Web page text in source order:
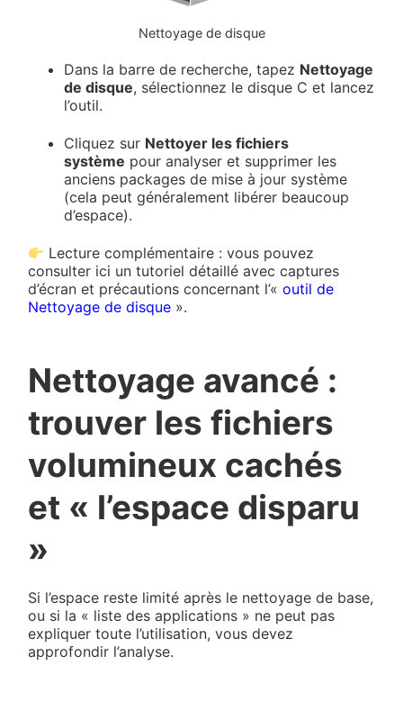
Nettoyage de disque
Dans la barre de recherche, tapez Nettoyage
de disque, sélectionnez le disque C et lancez
l’outil.
Cliquez sur Nettoyer les fichiers
système pour analyser et supprimer les
anciens packages de mise à jour système
(cela peut généralement libérer beaucoup
d’espace).
Lecture complémentaire : vous pouvez
consulter ici un tutoriel détaillé avec captures
d’écran et précautions concernant l’«outil de
Nettoyage de disque ».
Nettoyage avancé :
trouver les fichiers
volumineux cachés
et « l’espace disparu
»
Si l’espace reste limité après le nettoyage de base,
ou si la « liste des applications » ne peut pas
expliquer toute l’utilisation, vous devez
approfondir l’analyse.